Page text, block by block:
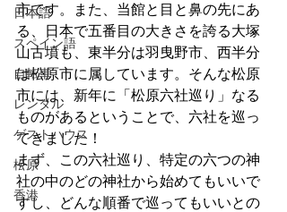
日本語
スペイン語
自転車
レンタル
ゲストハウス
松原
香港
市です。また、当館と目と鼻の先にあ
る、日本で五番目の大きさを誇る大塚
山古墳も、東半分は羽曳野市、西半分
は松原市に属しています。そんな松原
市には、新年に「松原六社巡り」なる
ものがあるということで、六社を巡っ
てきました！
まず、この六社巡り、特定の六つの神
社の中のどの神社から始めてもいいで
すし、どんな順番で巡ってもいいとの